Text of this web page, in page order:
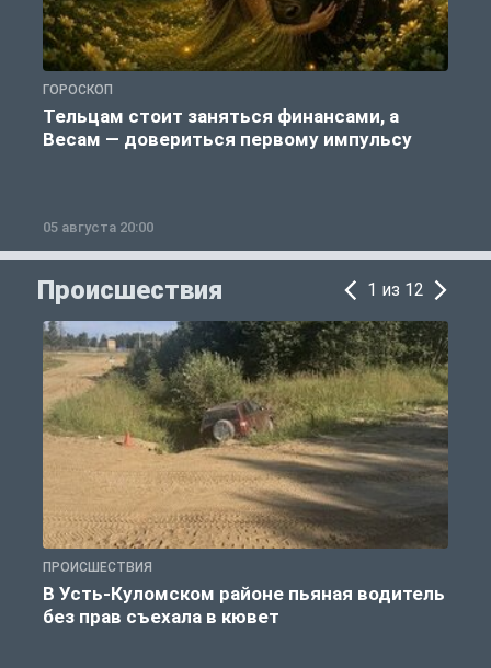
ГОРОСКОП
Тельцам стоит заняться финансами, а
Весам — довериться первому импульсу
05 августа 20:00
Происшествия 1 из 12
ПРОИСШЕСТВИЯ
В Усть-Куломском районе пьяная водитель
без прав съехала в кювет